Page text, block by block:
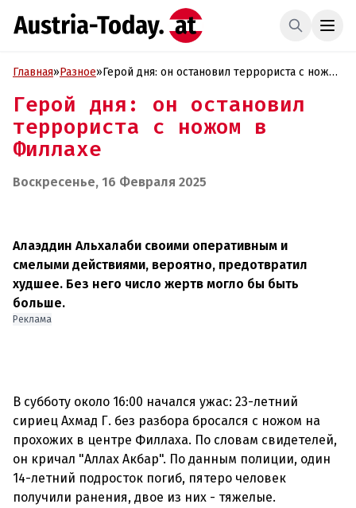
Главная»Разное»Герой дня: он остановил террориста с ножом
Герой дня: он остановил
террориста с ножом в
Филлахе
Воскресенье, 16 Февраля 2025
Алаэддин Альхалаби своими оперативным и
смелыми действиями, вероятно, предотвратил
худшее. Без него число жертв могло бы быть
больше.
Реклама
В субботу около 16:00 начался ужас: 23-летний
сириец Ахмад Г. без разбора бросался с ножом на
прохожих в центре Филлаха. По словам свидетелей,
он кричал "Аллах Акбар". По данным полиции, один
14-летний подросток погиб, пятеро человек
получили ранения, двое из них - тяжелые.